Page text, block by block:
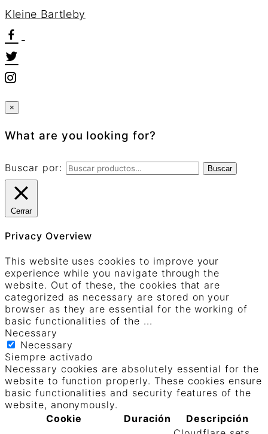
Kleine Bartleby
×
What are you looking for?
Buscar por: Buscar
Cerrar
Privacy Overview
This website uses cookies to improve your
experience while you navigate through the
website. Out of these, the cookies that are
categorized as necessary are stored on your
browser as they are essential for the working of
basic functionalities of the ...
Necessary
Necessary
Siempre activado
Necessary cookies are absolutely essential for the
website to function properly. These cookies ensure
basic functionalities and security features of the
website, anonymously.
Cookie
Duración
Descripción